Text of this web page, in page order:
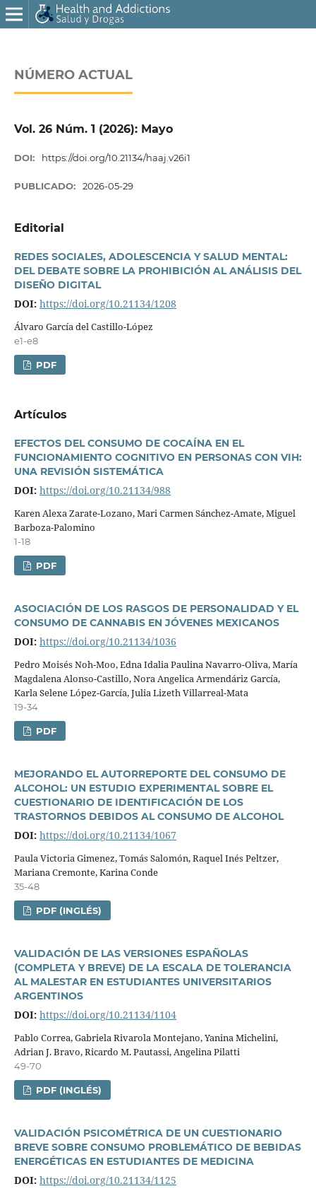
NÚMERO ACTUAL
Vol. 26 Núm. 1 (2026): Mayo
DOI: https://doi.org/10.21134/haaj.v26i1
PUBLICADO: 2026-05-29
Editorial
REDES SOCIALES, ADOLESCENCIA Y SALUD MENTAL:
DEL DEBATE SOBRE LA PROHIBICIÓN AL ANÁLISIS DEL
DISEÑO DIGITAL
DOI: https://doi.org/10.21134/1208
Álvaro Garcí­a del Castillo-López
e1-e8
PDF
Artí­culos
EFECTOS DEL CONSUMO DE COCAÍNA EN EL
FUNCIONAMIENTO COGNITIVO EN PERSONAS CON VIH:
UNA REVISIÓN SISTEMÁTICA
DOI: https://doi.org/10.21134/988
Karen Alexa Zarate-Lozano, Mari Carmen Sánchez-Amate, Miguel
Barboza-Palomino
1-18
PDF
ASOCIACIÓN DE LOS RASGOS DE PERSONALIDAD Y EL
CONSUMO DE CANNABIS EN JÓVENES MEXICANOS
DOI: https://doi.org/10.21134/1036
Pedro Moisés Noh-Moo, Edna Idalia Paulina Navarro-Oliva, Marí­a
Magdalena Alonso-Castillo, Nora Angelica Armendáriz Garcí­a,
Karla Selene López-Garcí­a, Julia Lizeth Villarreal-Mata
19-34
PDF
MEJORANDO EL AUTORREPORTE DEL CONSUMO DE
ALCOHOL: UN ESTUDIO EXPERIMENTAL SOBRE EL
CUESTIONARIO DE IDENTIFICACIÓN DE LOS
TRASTORNOS DEBIDOS AL CONSUMO DE ALCOHOL
DOI: https://doi.org/10.21134/1067
Paula Victoria Gimenez, Tomás Salomón, Raquel Inés Peltzer,
Mariana Cremonte, Karina Conde
35-48
PDF (INGLÉS)
VALIDACIÓN DE LAS VERSIONES ESPAÑOLAS
(COMPLETA Y BREVE) DE LA ESCALA DE TOLERANCIA
AL MALESTAR EN ESTUDIANTES UNIVERSITARIOS
ARGENTINOS
DOI: https://doi.org/10.21134/1104
Pablo Correa, Gabriela Rivarola Montejano, Yanina Michelini,
Adrian J. Bravo, Ricardo M. Pautassi, Angelina Pilatti
49-70
PDF (INGLÉS)
VALIDACIÓN PSICOMÉTRICA DE UN CUESTIONARIO
BREVE SOBRE CONSUMO PROBLEMÁTICO DE BEBIDAS
ENERGÉTICAS EN ESTUDIANTES DE MEDICINA
DOI: https://doi.org/10.21134/1125